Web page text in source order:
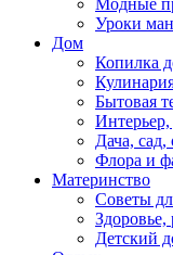
Модные
Уроки
Дом
Копилка
Бытовая
Интерьер,
Дача, сад,
Флора и
Материнство
Советы
Здоровье,
Детский